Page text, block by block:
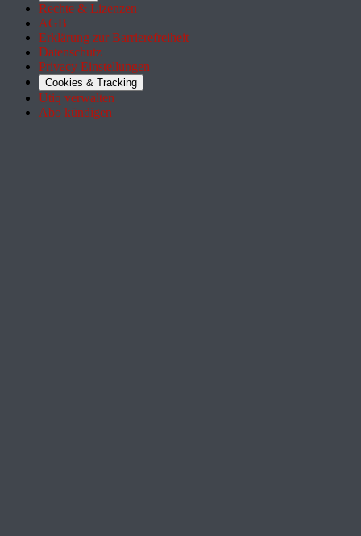
Rechte & Lizenzen
AGB
Erklärung zur Barrierefreiheit
Datenschutz
Privacy Einstellungen
Cookies & Tracking
Utiq verwalten
Abo kündigen